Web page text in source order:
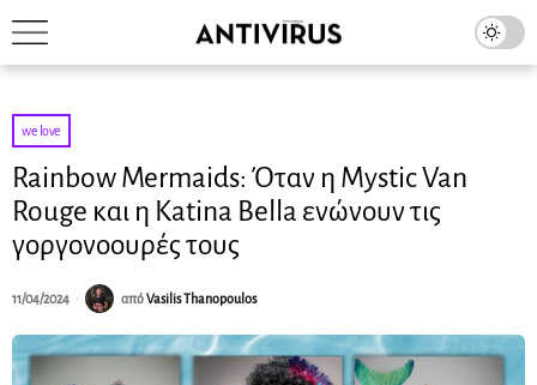
we love
Rainbow Mermaids: Όταν η Mystic Van
Rouge και η Katina Bella ενώνουν τις
γοργονοουρές τους
11/04/2024 απόVasilis Thanopoulos